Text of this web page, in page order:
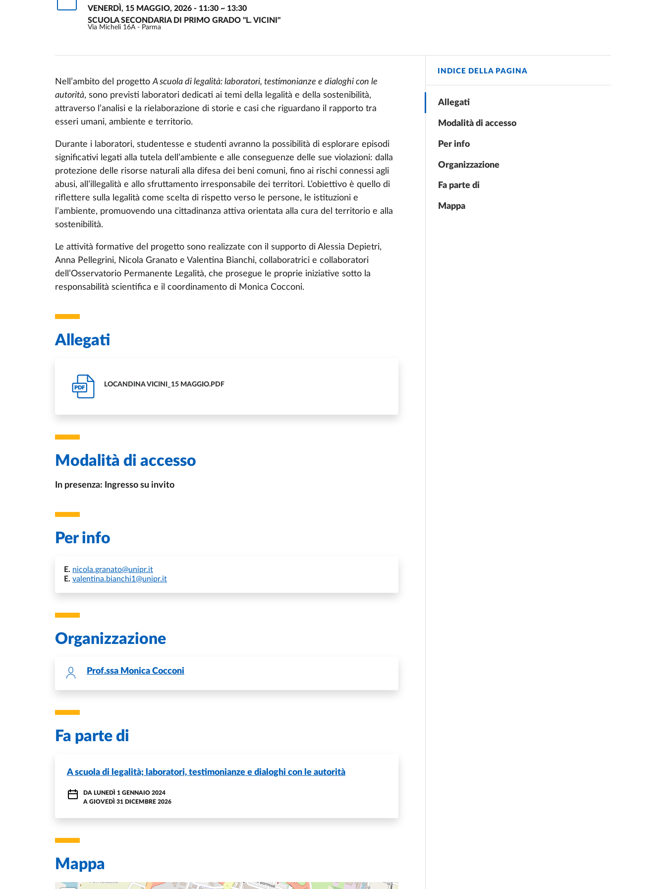
VENERDÌ, 15 MAGGIO, 2026 - 11:30 ~ 13:30
SCUOLA SECONDARIA DI PRIMO GRADO "L. VICINI"
Via Micheli 16A - Parma
INDICE DELLA PAGINA
Allegati
Modalità di accesso
Per info
Organizzazione
Fa parte di
Mappa
Event description
Nell’ambito del progettoA scuola di legalità: laboratori, testimonianze e dialoghi con le
autorità, sono previsti laboratori dedicati ai temi della legalità e della sostenibilità,
attraverso l’analisi e la rielaborazione di storie e casi che riguardano il rapporto tra
esseri umani, ambiente e territorio.
Durante i laboratori, studentesse e studenti avranno la possibilità di esplorare episodi
significativi legati alla tutela dell’ambiente e alle conseguenze delle sue violazioni: dalla
protezione delle risorse naturali alla difesa dei beni comuni, fino ai rischi connessi agli
abusi, all’illegalità e allo sfruttamento irresponsabile dei territori. L’obiettivo è quello di
riflettere sulla legalità come scelta di rispetto verso le persone, le istituzioni e
l’ambiente, promuovendo una cittadinanza attiva orientata alla cura del territorio e alla
sostenibilità.
Le attività formative del progetto sono realizzate con il supporto di Alessia Depietri,
Anna Pellegrini, Nicola Granato e Valentina Bianchi, collaboratrici e collaboratori
dell’Osservatorio Permanente Legalità, che prosegue le proprie iniziative sotto la
responsabilità scientifica e il coordinamento di Monica Cocconi.
Allegati
PDF
LOCANDINA VICINI_15 MAGGIO.PDF
Modalità di accesso
In presenza: Ingresso su invito
Per info
E. nicola.granato@unipr.it
E. valentina.bianchi1@unipr.it
Organizzazione
Prof.ssa Monica Cocconi
Fa parte di
A scuola di legalità; laboratori, testimonianze e dialoghi con le autorità
DA LUNEDÌ 1 GENNAIO 2024
A GIOVEDÌ 31 DICEMBRE 2026
Mappa